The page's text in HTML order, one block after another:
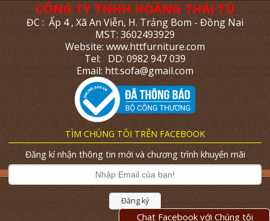
CÔNG TY TNHH HOÀNG THÁI TÚ
ĐC : Ấp 4 , Xã An Viễn, H. Trảng Bom - Đồng Nai
MST: 3602493929
Website: www.httfurniture.com
Tel: DD: 0982 947 039
Email: htt.sofa@gmail.com
TÌM CHÚNG TÔI TRÊN FACEBOOK
Đăng kí nhận thông tin mới và chương trình khuyến mãi
Đăng ký
Chat Facebook với Chúng tôi